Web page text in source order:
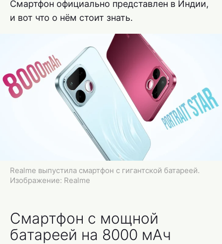
Смартфон официально представлен в Индии,
и вот что о нём стоит знать.
Realme выпустила смартфон с гигантской батареей.
Изображение: Realme
Смартфон с мощной
батареей на 8000 мАч